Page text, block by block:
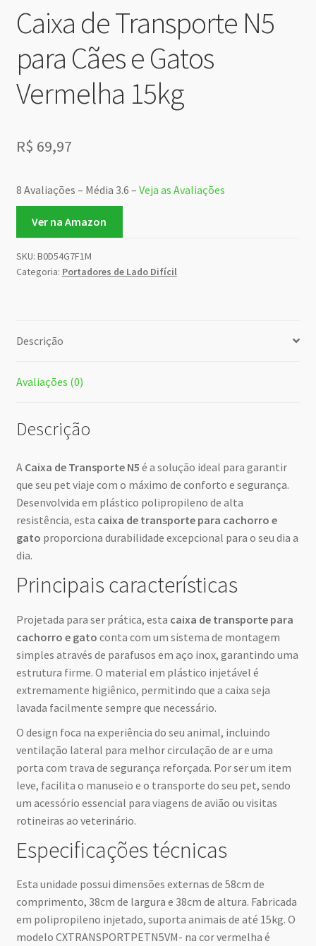
Caixa de Transporte N5
para Cães e Gatos
Vermelha 15kg
R$ 69,97
8 Avaliações – Média 3.6 – Veja as Avaliações
Ver na Amazon
SKU: B0D54G7F1M
Categoria: Portadores de Lado Difícil
Descrição
Avaliações (0)
Descrição
A Caixa de Transporte N5 é a solução ideal para garantir
que seu pet viaje com o máximo de conforto e segurança.
Desenvolvida em plástico polipropileno de alta
resistência, esta caixa de transporte para cachorro e
gato proporciona durabilidade excepcional para o seu dia a
dia.
Principais características
Projetada para ser prática, esta caixa de transporte para
cachorro e gato conta com um sistema de montagem
simples através de parafusos em aço inox, garantindo uma
estrutura firme. O material em plástico injetável é
extremamente higiênico, permitindo que a caixa seja
lavada facilmente sempre que necessário.
O design foca na experiência do seu animal, incluindo
ventilação lateral para melhor circulação de ar e uma
porta com trava de segurança reforçada. Por ser um item
leve, facilita o manuseio e o transporte do seu pet, sendo
um acessório essencial para viagens de avião ou visitas
rotineiras ao veterinário.
Especificações técnicas
Esta unidade possui dimensões externas de 58cm de
comprimento, 38cm de largura e 38cm de altura. Fabricada
em polipropileno injetado, suporta animais de até 15kg. O
modelo CXTRANSPORTPETN5VM- na cor vermelha é